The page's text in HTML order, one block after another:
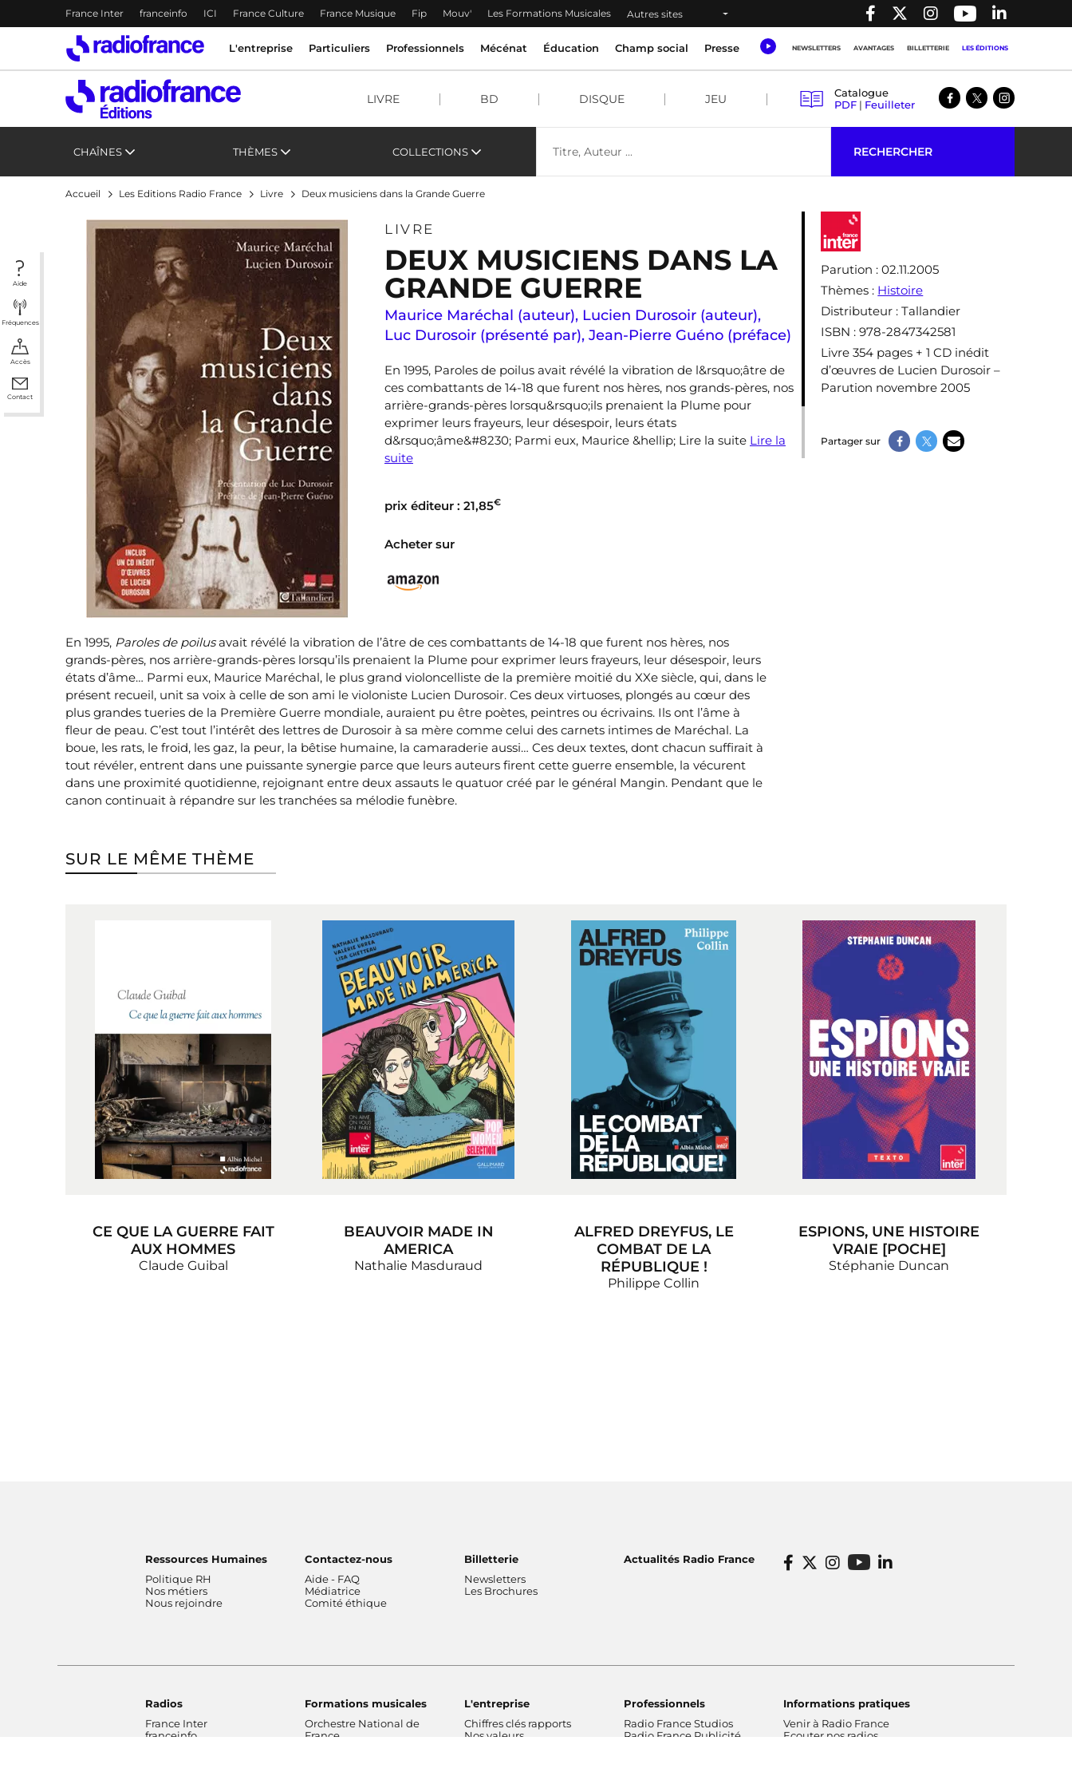
Accès direct :
Menu principal
France Inter franceinfo ICI France Culture France Musique Fip Mouv' Les Formations Musicales Autres sites
Menu principal
L'entreprise Particuliers Professionnels Mécénat Éducation Champ social Presse NEWSLETTERS AVANTAGES BILLETTERIE LES ÉDITIONS
LIVRE BD DISQUE JEU
Catalogue
PDF | Feuilleter
CHAÎNES THÈMES COLLECTIONS RECHERCHER
Aide
Fréquences
Accès
Contact
Accueil Les Editions Radio France Livre Deux musiciens dans la Grande Guerre
LIVRE
DEUX MUSICIENS DANS LA
GRANDE GUERRE
Maurice Maréchal (auteur), Lucien Durosoir (auteur),
Luc Durosoir (présenté par), Jean-Pierre Guéno (préface)
En 1995, Paroles de poilus avait révélé la vibration de l&rsquo;âtre de
ces combattants de 14-18 que furent nos hères, nos grands-pères, nos
arrière-grands-pères lorsqu&rsquo;ils prenaient la Plume pour
exprimer leurs frayeurs, leur désespoir, leurs états
d&rsquo;âme&#8230; Parmi eux, Maurice &hellip; Lire la suite Lire la
suite
Parution : 02.11.2005
Thèmes : Histoire
Distributeur : Tallandier
ISBN : 978-2847342581
Livre 354 pages + 1 CD inédit
d’œuvres de Lucien Durosoir –
Parution novembre 2005
Partager sur
prix éditeur : 21,85€
Acheter sur
En 1995, Paroles de poilusavait révélé la vibration de l’âtre de ces combattants de 14-18 que furent nos hères, nos
grands-pères, nos arrière-grands-pères lorsqu’ils prenaient la Plume pour exprimer leurs frayeurs, leur désespoir, leurs
états d’âme… Parmi eux, Maurice Maréchal, le plus grand violoncelliste de la première moitié du XXe siècle, qui, dans le
présent recueil, unit sa voix à celle de son ami le violoniste Lucien Durosoir. Ces deux virtuoses, plongés au cœur des
plus grandes tueries de la Première Guerre mondiale, auraient pu être poètes, peintres ou écrivains. Ils ont l’âme à
fleur de peau. C’est tout l’intérêt des lettres de Durosoir à sa mère comme celui des carnets intimes de Maréchal. La
boue, les rats, le froid, les gaz, la peur, la bêtise humaine, la camaraderie aussi… Ces deux textes, dont chacun suffirait à
tout révéler, entrent dans une puissante synergie parce que leurs auteurs firent cette guerre ensemble, la vécurent
dans une proximité quotidienne, rejoignant entre deux assauts le quatuor créé par le général Mangin. Pendant que le
canon continuait à répandre sur les tranchées sa mélodie funèbre.
SUR LE MÊME THÈME
CE QUE LA GUERRE FAIT
AUX HOMMES
Claude Guibal
BEAUVOIR MADE IN
AMERICA
Nathalie Masduraud
ALFRED DREYFUS, LE
COMBAT DE LA
RÉPUBLIQUE !
Philippe Collin
ESPIONS, UNE HISTOIRE
VRAIE [POCHE]
Stéphanie Duncan
Ressources Humaines
Politique RH
Nos métiers
Nous rejoindre
Contactez-nous
Aide - FAQ
Médiatrice
Comité éthique
Billetterie
Newsletters
Les Brochures
Actualités Radio France
Radios
France Inter
franceinfo
Formations musicales
Orchestre National de
France
L'entreprise
Chiffres clés rapports
Nos valeurs
Professionnels
Radio France Studios
Radio France Publicité
Informations pratiques
Venir à Radio France
Ecouter nos radios